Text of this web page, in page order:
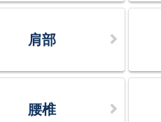
肩部
腰椎